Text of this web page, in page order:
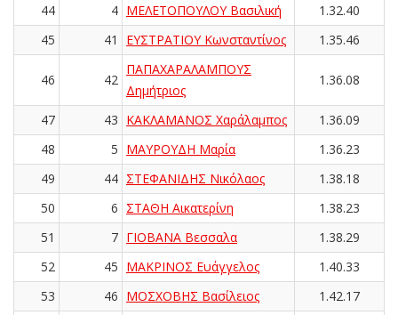
44
4 ΜΕΛΕΤΟΠΟΥΛΟΥ Βασιλική
1.32.40
45
41 ΕΥΣΤΡΑΤΙΟΥ Κωνσταντίνος 1.35.46
46 42
ΠΑΠΑΧΑΡΑΛΑΜΠΟΥΣ
Δημήτριος
1.36.08
47 43 ΚΑΚΛΑΜΑΝΟΣ Χαράλαμπος
1.36.09
48
5 ΜΑΥΡΟΥΔΗ Μαρία
1.36.23
49
44 ΣΤΕΦΑΝΙΔΗΣ Νικόλαος
1.38.18
50
6 ΣΤΑΘΗ Αικατερίνη
1.38.23
51
7 ΓΙΟΒΑΝΑ Βεσσαλα
1.38.29
52
45 ΜΑΚΡΙΝΟΣ Ευάγγελος
1.40.33
53
46 ΜΟΣΧΟΒΗΣ Βασίλειος
1.42.17